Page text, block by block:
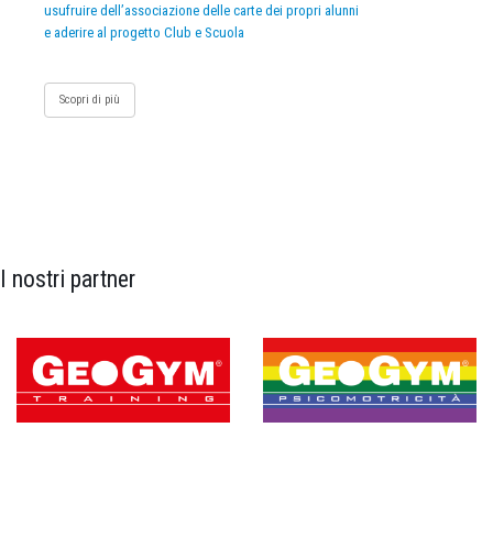
usufruire dell’associazione delle carte dei propri alunni
e aderire al progetto Club e Scuola
Scopri di più
I nostri partner